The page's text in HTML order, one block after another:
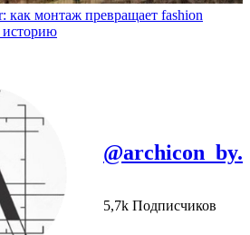
как монтаж превращает fashion
историю
@archicon_by.
5,7k Подписчиков